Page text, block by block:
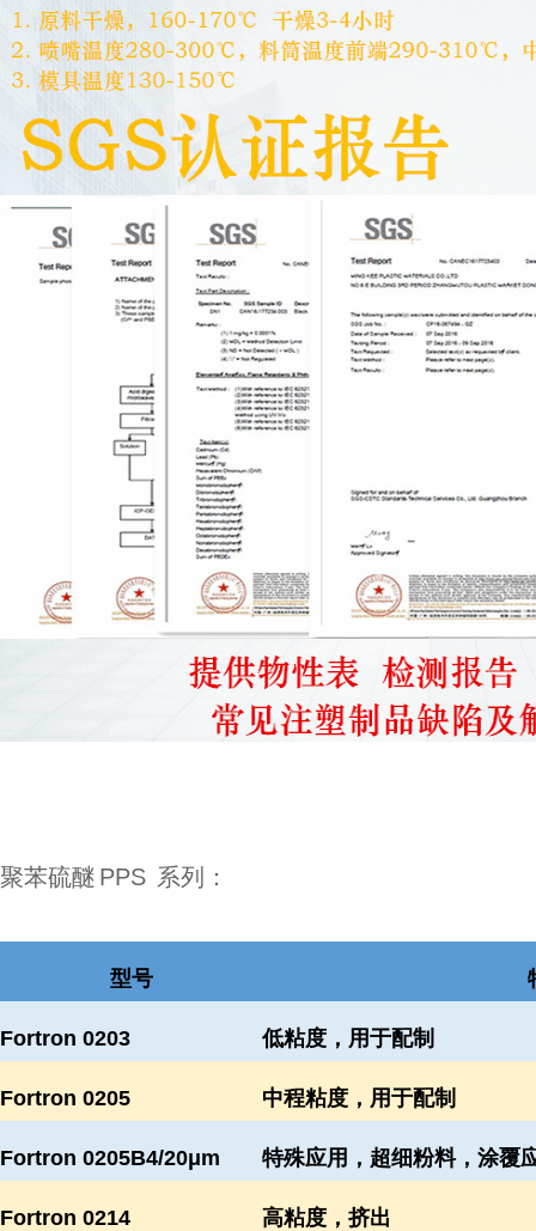
聚苯硫醚 PPS 系列：
型号
Fortron 0203 低粘度，用于配制
Fortron 0205 中程粘度，用于配制
Fortron 0205B4/20μm 特殊应用，超细粉料，涂覆
Fortron 0214 高粘度，挤出